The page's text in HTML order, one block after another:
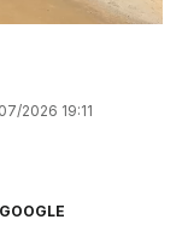
2026 19:11